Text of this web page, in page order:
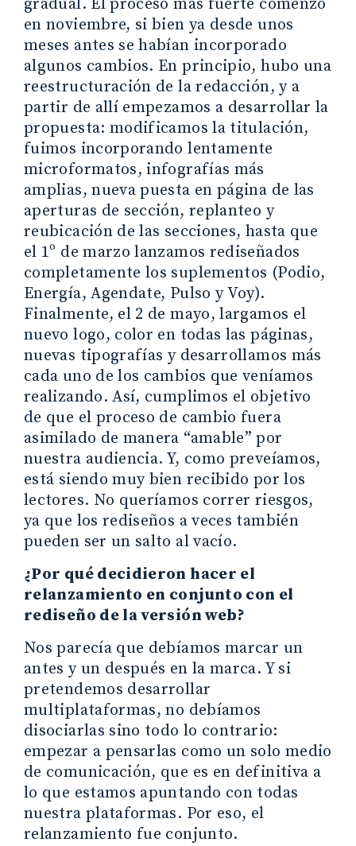
gradual. El proceso más fuerte comenzó
en noviembre, si bien ya desde unos
meses antes se habían incorporado
algunos cambios. En principio, hubo una
reestructuración de la redacción, y a
partir de allí empezamos a desarrollar la
propuesta: modificamos la titulación,
fuimos incorporando lentamente
microformatos, infografías más
amplias, nueva puesta en página de las
aperturas de sección, replanteo y
reubicación de las secciones, hasta que
el 1º de marzo lanzamos rediseñados
completamente los suplementos (Podio,
Energía, Agendate, Pulso y Voy).
Finalmente, el 2 de mayo, largamos el
nuevo logo, color en todas las páginas,
nuevas tipografías y desarrollamos más
cada uno de los cambios que veníamos
realizando. Así, cumplimos el objetivo
de que el proceso de cambio fuera
asimilado de manera “amable” por
nuestra audiencia. Y, como preveíamos,
está siendo muy bien recibido por los
lectores. No queríamos correr riesgos,
ya que los rediseños a veces también
pueden ser un salto al vacío.
¿Por qué decidieron hacer el
relanzamiento en conjunto con el
rediseño de la versión web?
Nos parecía que debíamos marcar un
antes y un después en la marca. Y si
pretendemos desarrollar
multiplataformas, no debíamos
disociarlas sino todo lo contrario:
empezar a pensarlas como un solo medio
de comunicación, que es en definitiva a
lo que estamos apuntando con todas
nuestra plataformas. Por eso, el
relanzamiento fue conjunto.